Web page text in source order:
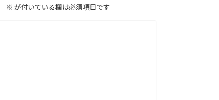
※ が付いている欄は必須項目です